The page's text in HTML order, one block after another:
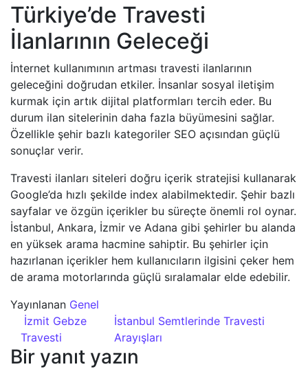
Türkiye’de Travesti
İlanlarının Geleceği
İnternet kullanımının artması travesti ilanlarının
geleceğini doğrudan etkiler. İnsanlar sosyal iletişim
kurmak için artık dijital platformları tercih eder. Bu
durum ilan sitelerinin daha fazla büyümesini sağlar.
Özellikle şehir bazlı kategoriler SEO açısından güçlü
sonuçlar verir.
Travesti ilanları siteleri doğru içerik stratejisi kullanarak
Google’da hızlı şekilde index alabilmektedir. Şehir bazlı
sayfalar ve özgün içerikler bu süreçte önemli rol oynar.
İstanbul, Ankara, İzmir ve Adana gibi şehirler bu alanda
en yüksek arama hacmine sahiptir. Bu şehirler için
hazırlanan içerikler hem kullanıcıların ilgisini çeker hem
de arama motorlarında güçlü sıralamalar elde edebilir.
Yayınlanan Genel
Yazı dolaşımı
İzmit Gebze
Travesti
İstanbul Semtlerinde Travesti
Arayışları
Bir yanıt yazın